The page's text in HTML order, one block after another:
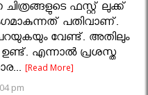
ഫസ്റ്റ് ലുക്ക്
പതിവാണ്.
വേണ്ട്. അതിലും
എന്നാല്‍ പ്രശസ്ത
[Read More]
pm